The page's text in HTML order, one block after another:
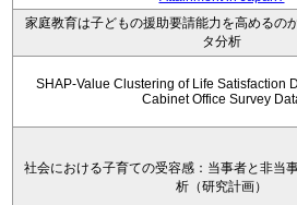
家庭教育は子どもの援助要請能力を高めるの
タ分析
SHAP-Value Clustering of Life Satisfaction
Cabinet Office Survey
社会における子育ての受容感：当事者と非当
析（研究計画）